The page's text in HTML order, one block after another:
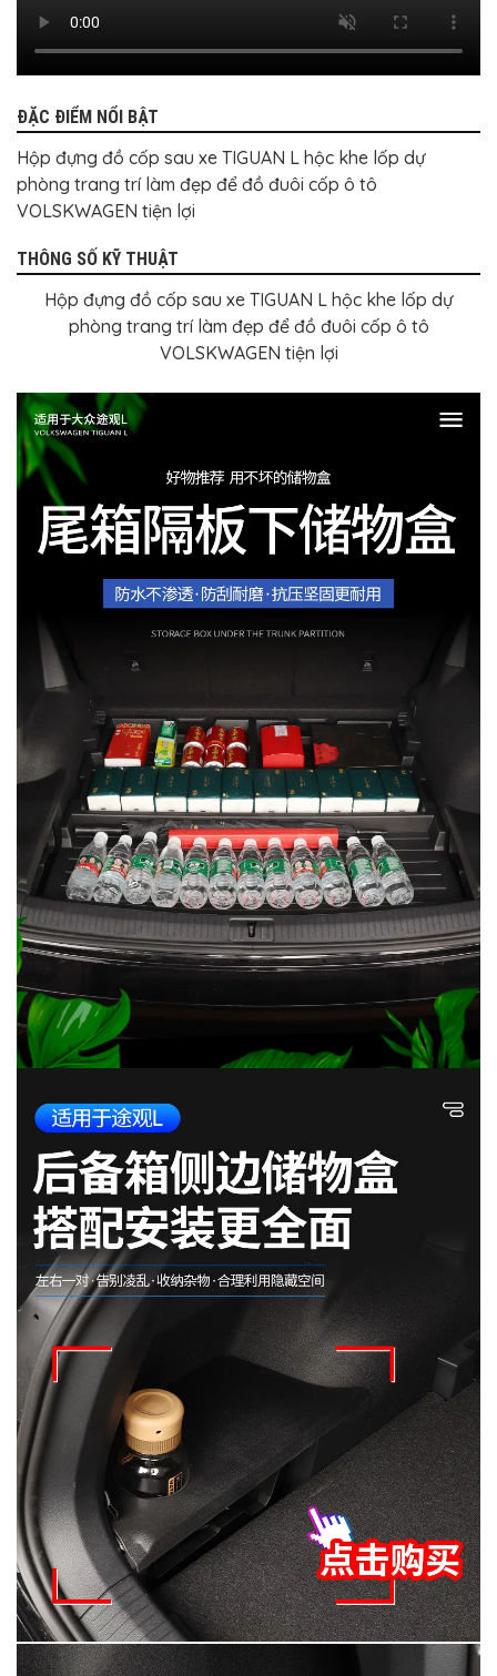
CÔNG
NGHỆ
KHÁC
ĐẶC ĐIỂM NỔI BẬT
Hộp đựng đồ cốp sau xe TIGUAN L hộc khe lốp dự
phòng trang trí làm đẹp để đồ đuôi cốp ô tô
VOLSKWAGEN tiện lợi
THÔNG SỐ KỸ THUẬT
Hộp đựng đồ cốp sau xe TIGUAN L hộc khe lốp dự
phòng trang trí làm đẹp để đồ đuôi cốp ô tô
VOLSKWAGEN tiện lợi